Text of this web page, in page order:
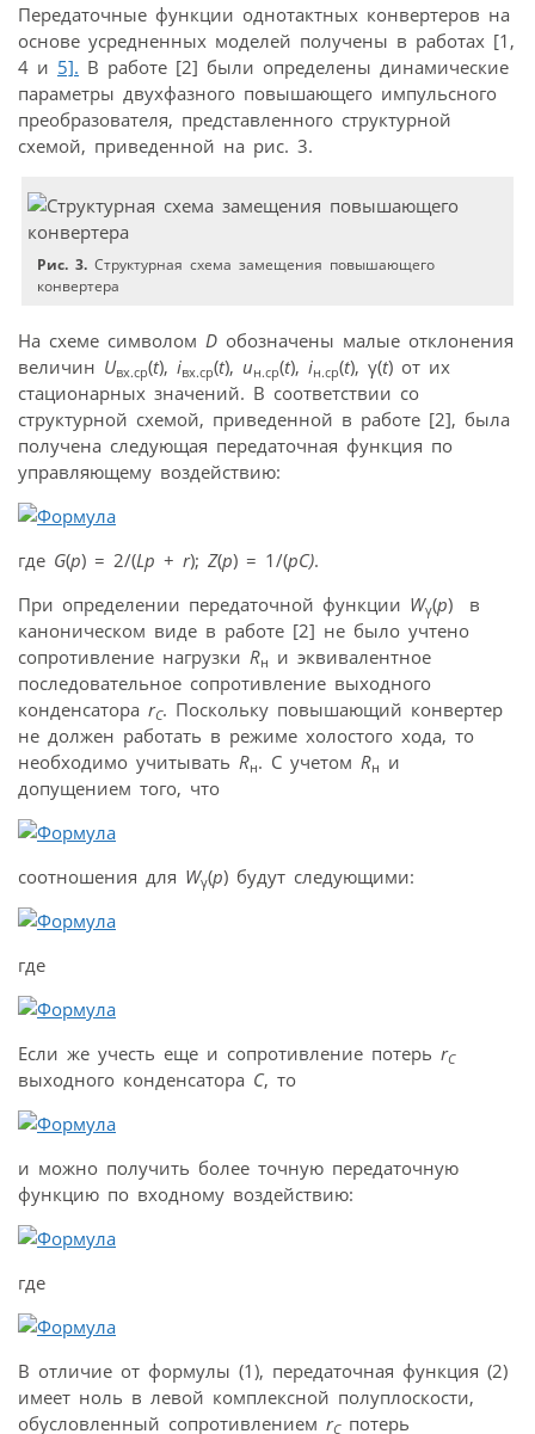
Передаточные функции однотактных конвертеров на
основе усредненных моделей получены в работах [1,
4 и 5]. В работе [2] были определены динамические
параметры двухфазного повышающего импульсного
преобразователя, представленного структурной
схемой, приведенной на рис. 3.
Рис. 3. Структурная схема замещения повышающего
конвертера
На схеме символом D обозначены малые отклонения
величин Uвх.ср(t), iвх.ср(t), uн.ср(t), iн.ср(t), γ(t) от их
стационарных значений. В соответствии со
структурной схемой, приведенной в работе [2], была
получена следующая передаточная функция по
управляющему воздействию:
где G(p) = 2/(Lp + r); Z(p) = 1/(pC).
При определении передаточной функции Wγ(p) в
каноническом виде в работе [2] не было учтено
сопротивление нагрузки Rн и эквивалентное
последовательное сопротивление выходного
конденсатора rC. Поскольку повышающий конвертер
не должен работать в режиме холостого хода, то
необходимо учитывать Rн. С учетом Rн и
допущением того, что
соотношения для Wγ(p) будут следующими:
где
Если же учесть еще и сопротивление потерь rC
выходного конденсатора C, то
и можно получить более точную передаточную
функцию по входному воздействию:
где
В отличие от формулы (1), передаточная функция (2)
имеет ноль в левой комплексной полуплоскости,
обусловленный сопротивлением rCпотерь